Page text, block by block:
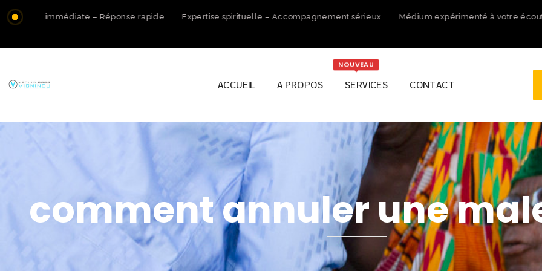
immédiate – Réponse rapide Expertise spirituelle – Accompagnement sérieux Médium expérimenté à votre écoute
ACCUEIL A PROPOS SERVICES
NOUVEAU
CONTACT
comment annuler une